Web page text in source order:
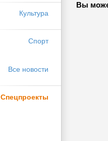
Культура
Спорт
Все новости
Спецпроекты
Вы